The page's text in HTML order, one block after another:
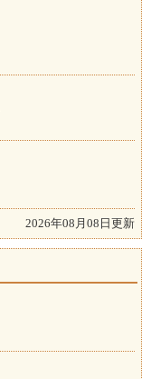
2026年08月08日更新